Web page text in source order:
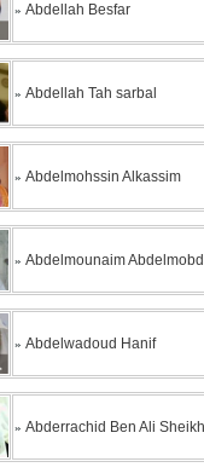
» Abdellah Besfar
» Abdellah Tah sarbal
» Abdelmohssin Alkassim
» Abdelmounaim
» Abdelwadoud Hanif
» Abderrachid Ben Ali